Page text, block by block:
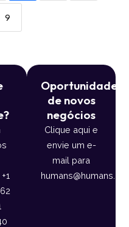
9
Oportunidade
de novos
negócios
Clique aqui e
envie um e-
mail para